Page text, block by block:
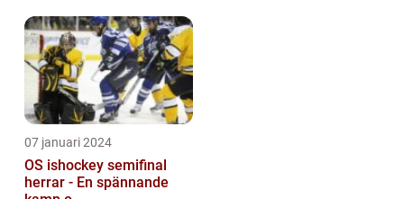
07 januari 2024
OS ishockey semifinal
herrar - En spännande